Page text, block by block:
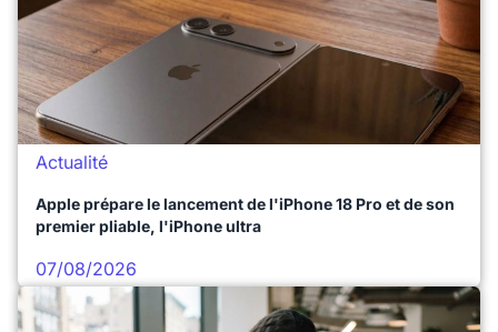
Actualité
Apple prépare le lancement de l'iPhone 18 Pro et de son
premier pliable, l'iPhone ultra
07/08/2026